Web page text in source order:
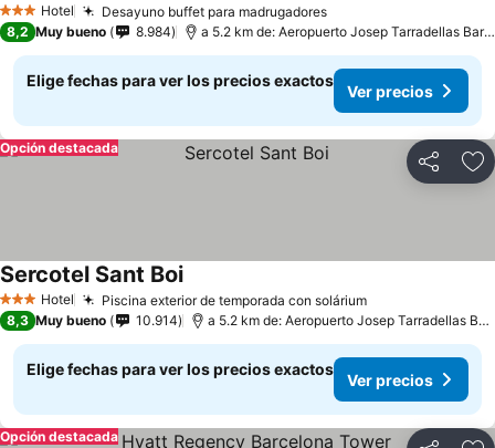
3 Estrellas
Hotel Desayuno buffet para madrugadores
8,2 Muy bueno 8.984 a 5.2 km de: Aeropuerto Josep Tarradellas Barcelona-El Prat
Elige fechas para ver los precios exactos
Ver precios
Compartir
Opción destacada
3 Estrellas
Hotel Piscina exterior de temporada con solárium
Sercotel Sant Boi
8,3 Muy bueno 10.914 a 5.2 km de: Aeropuerto Josep Tarradellas Barcelona-El Prat
Elige fechas para ver los precios exactos
Ver precios
Opción destacada